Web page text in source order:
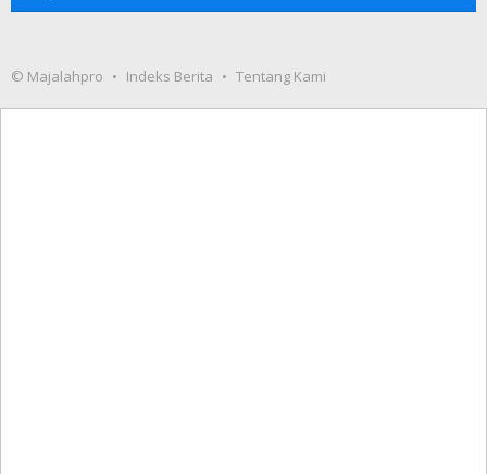
© Majalahpro Indeks Berita Tentang Kami